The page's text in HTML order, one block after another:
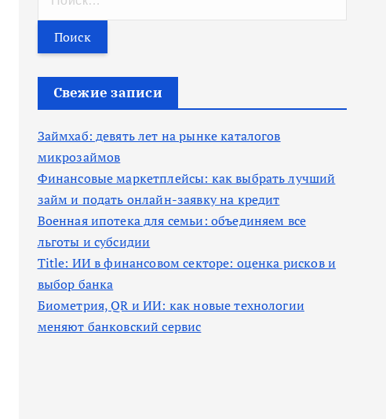
т
и
Свежие записи
Займхаб: девять лет на рынке каталогов
микрозаймов
Финансовые маркетплейсы: как выбрать лучший
займ и подать онлайн-заявку на кредит
Военная ипотека для семьи: объединяем все
льготы и субсидии
Title: ИИ в финансовом секторе: оценка рисков и
выбор банка
Биометрия, QR и ИИ: как новые технологии
меняют банковский сервис